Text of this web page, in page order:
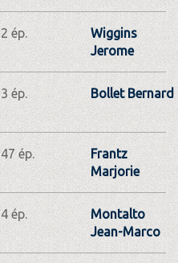
2 ép.
Wiggins
Jerome
3 ép. Bollet Bernard
47 ép.
Frantz
Marjorie
4 ép.
Montalto
Jean-Marco